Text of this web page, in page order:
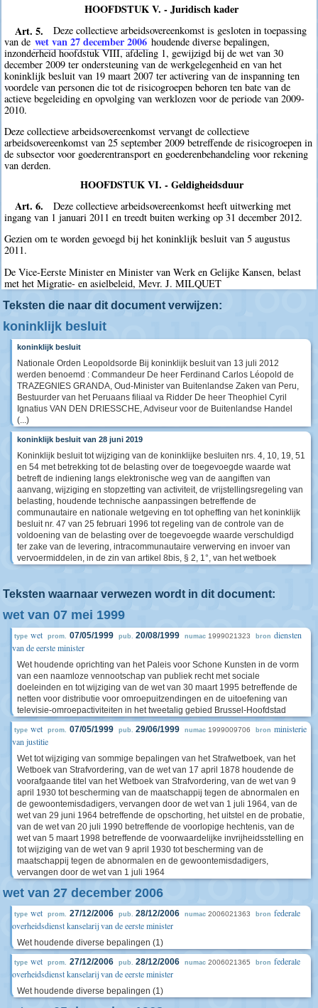
HOOFDSTUK V. - Juridisch kader
Art. 5.
Deze collectieve arbeidsovereenkomst is gesloten in toepassing
van de wet van 27 december 2006 houdende diverse bepalingen,
inzonderheid hoofdstuk VIII, afdeling 1, gewijzigd bij de wet van 30
december 2009 ter ondersteuning van de werkgelegenheid en van het
koninklijk besluit van 19 maart 2007 ter activering van de inspanning ten
voordele van personen die tot de risicogroepen behoren ten bate van de
actieve begeleiding en opvolging van werklozen voor de periode van 2009-
2010.
Deze collectieve arbeidsovereenkomst vervangt de collectieve
arbeidsovereenkomst van 25 september 2009 betreffende de risicogroepen in
de subsector voor goederentransport en goederenbehandeling voor rekening
van derden.
HOOFDSTUK VI. - Geldigheidsduur
Art. 6.
Deze collectieve arbeidsovereenkomst heeft uitwerking met
ingang van 1 januari 2011 en treedt buiten werking op 31 december 2012.
Gezien om te worden gevoegd bij het koninklijk besluit van 5 augustus
2011.
De Vice-Eerste Minister en Minister van Werk en Gelijke Kansen, belast
met het Migratie- en asielbeleid, Mevr. J. MILQUET
Teksten die naar dit document verwijzen:
koninklijk besluit
koninklijk besluit
Nationale Orden Leopoldsorde Bij koninklijk besluit van 13 juli 2012
werden benoemd : Commandeur De heer Ferdinand Carlos Léopold de
TRAZEGNIES GRANDA, Oud-Minister van Buitenlandse Zaken van Peru,
Bestuurder van het Peruaans filiaal va Ridder De heer Theophiel Cyril
Ignatius VAN DEN DRIESSCHE, Adviseur voor de Buitenlandse Handel
(...)
koninklijk besluit van 28 juni 2019
Koninklijk besluit tot wijziging van de koninklijke besluiten nrs. 4, 10, 19, 51
en 54 met betrekking tot de belasting over de toegevoegde waarde wat
betreft de indiening langs elektronische weg van de aangiften van
aanvang, wijziging en stopzetting van activiteit, de vrijstellingsregeling van
belasting, houdende technische aanpassingen betreffende de
communautaire en nationale wetgeving en tot opheffing van het koninklijk
besluit nr. 47 van 25 februari 1996 tot regeling van de controle van de
voldoening van de belasting over de toegevoegde waarde verschuldigd
ter zake van de levering, intracommunautaire verwerving en invoer van
vervoermiddelen, in de zin van artikel 8bis, § 2, 1°, van het wetboek
Teksten waarnaar verwezen wordt in dit document:
wet van 07 mei 1999
type wet prom. 07/05/1999 pub. 20/08/1999 numac 1999021323 bron diensten
van de eerste minister
Wet houdende oprichting van het Paleis voor Schone Kunsten in de vorm
van een naamloze vennootschap van publiek recht met sociale
doeleinden en tot wijziging van de wet van 30 maart 1995 betreffende de
netten voor distributie voor omroepuitzendingen en de uitoefening van
televisie-omroepactiviteiten in het tweetalig gebied Brussel-Hoofdstad
type wet prom. 07/05/1999 pub. 29/06/1999 numac 1999009706 bron ministerie
van justitie
Wet tot wijziging van sommige bepalingen van het Strafwetboek, van het
Wetboek van Strafvordering, van de wet van 17 april 1878 houdende de
voorafgaande titel van het Wetboek van Strafvordering, van de wet van 9
april 1930 tot bescherming van de maatschappij tegen de abnormalen en
de gewoontemisdadigers, vervangen door de wet van 1 juli 1964, van de
wet van 29 juni 1964 betreffende de opschorting, het uitstel en de probatie,
van de wet van 20 juli 1990 betreffende de voorlopige hechtenis, van de
wet van 5 maart 1998 betreffende de voorwaardelijke invrijheidsstelling en
tot wijziging van de wet van 9 april 1930 tot bescherming van de
maatschappij tegen de abnormalen en de gewoontemisdadigers,
vervangen door de wet van 1 juli 1964
wet van 27 december 2006
type wet prom. 27/12/2006 pub. 28/12/2006 numac 2006021363 bron federale
overheidsdienst kanselarij van de eerste minister
Wet houdende diverse bepalingen (1)
type wet prom. 27/12/2006 pub. 28/12/2006 numac 2006021365 bron federale
overheidsdienst kanselarij van de eerste minister
Wet houdende diverse bepalingen (1)